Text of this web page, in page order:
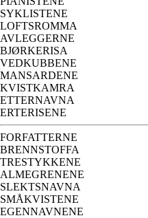
SYKLISTENE
LOFTSROMMA
AVLEGGERNE
BJØRKERISA
VEDKUBBENE
MANSARDENE
KVISTKAMRA
ETTERNAVNA
ERTERISENE
FORFATTERNE
BRENNSTOFFA
TRESTYKKENE
ALMEGRENENE
SLEKTSNAVNA
SMÅKVISTENE
EGENNAVNENE